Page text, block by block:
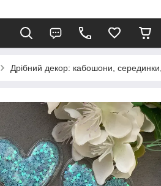
Дрібний декор: кабошони,